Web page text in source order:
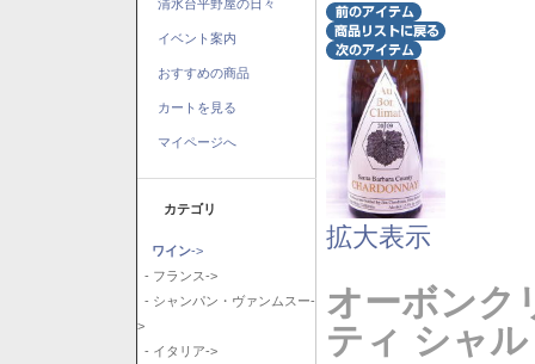
清水台平野屋の日々
イベント案内
おすすめの商品
カートを見る
マイページへ
カテゴリ
ワイン->
- フランス->
- シャンパン・ヴァンムスー-
>
- イタリア->
拡大表示
オーボン
ティ シャ